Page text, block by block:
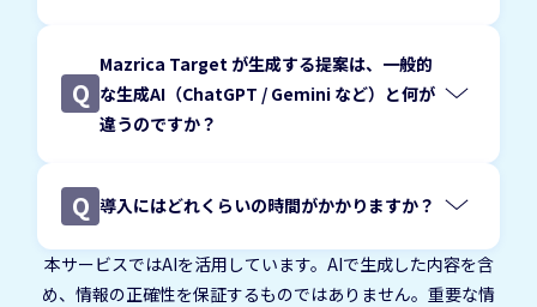
誤った前提のまま提案が進むリスク
Q
Mazrica Target が生成する提案は、一般的
な生成AI（ChatGPT / Gemini など）と何が
違うのですか？
Q 導入にはどれくらいの時間がかかりますか？
本サービスではAIを活用しています。AIで生成した内容を含
め、情報の正確性を保証するものではありません。重要な情